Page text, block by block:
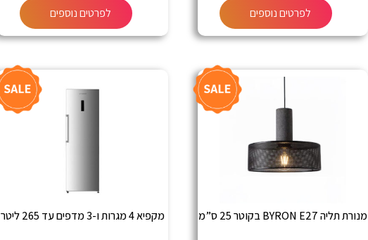
לפרטים נוספים לפרטים נוספים
מנורת תליה BYRON E27 בקוטר 25 ס”מ מקפיא 4 מגרות ו-3 מדפים עד 265 ליטר